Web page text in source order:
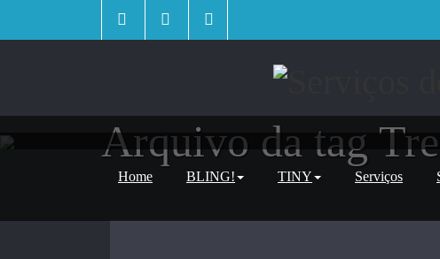
content
Home BLING! TINY Serviços
Arquivo da tag